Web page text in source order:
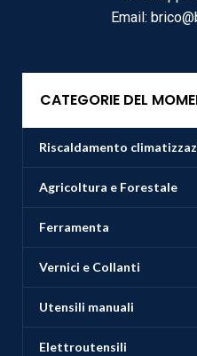
Email:
CATEGORIE DEL
Riscaldamento
Agricoltura e Forestale
Ferramenta
Vernici e Collanti
Utensili manuali
Elettroutensili